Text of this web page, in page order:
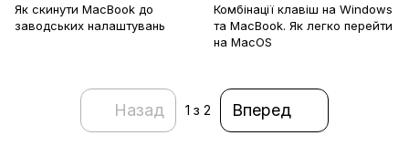
Як скинути MacBook до
заводських налаштувань
Комбінації клавіш на Windows
та MacBook. Як легко перейти
на MacOS
Назад 1 з 2 Вперед